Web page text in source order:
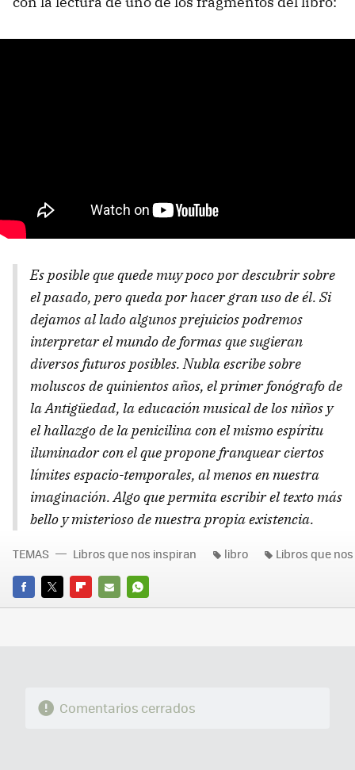
Es posible que quede muy poco por descubrir sobre
el pasado, pero queda por hacer gran uso de él. Si
dejamos al lado algunos prejuicios podremos
interpretar el mundo de formas que sugieran
diversos futuros posibles. Nubla escribe sobre
moluscos de quinientos años, el primer fonógrafo de
la Antigüedad, la educación musical de los niños y
el hallazgo de la penicilina con el mismo espíritu
iluminador con el que propone franquear ciertos
límites espacio-temporales, al menos en nuestra
imaginación. Algo que permita escribir el texto más
bello y misterioso de nuestra propia existencia.
FACEBOOK
TWITTERFLIPBOARD
E-
WHATSAPP
TEMAS Libros que nos inspiran libro Libros que
Comentarios cerrados